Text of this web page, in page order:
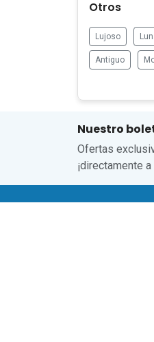
Otros
Lujoso
Antiguo
Nuestro
Ofertas
¡directamente